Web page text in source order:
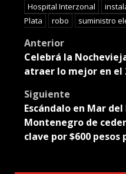
Hospital Interzonal
Plata
robo suministro
Post
navigation
Anterior
Celebrá la
atraer lo mejor en el
Siguiente
Escándalo en Mar
Montenegro de
clave por $600 pesos